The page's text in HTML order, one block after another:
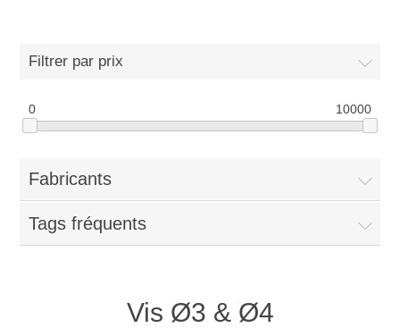
Filtrer par prix
0 10000
Fabricants
Tags fréquents
Vis Ø3 & Ø4